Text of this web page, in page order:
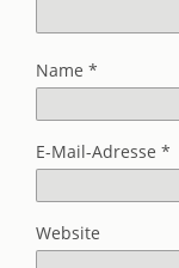
Name *
E-Mail-Adresse *
Website